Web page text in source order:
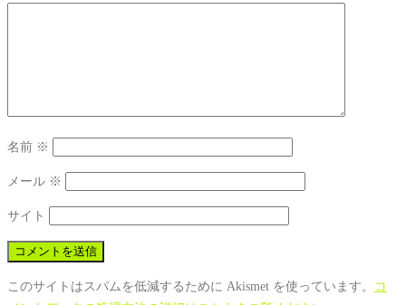
名前 ※
メール ※
サイト
このサイトはスパムを低減するために Akismet を使っています。
コ